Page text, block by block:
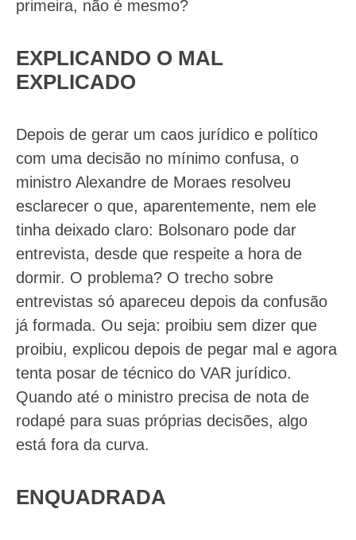
primeira, não é mesmo?
EXPLICANDO O MAL
EXPLICADO
Depois de gerar um caos jurídico e político
com uma decisão no mínimo confusa, o
ministro Alexandre de Moraes resolveu
esclarecer o que, aparentemente, nem ele
tinha deixado claro: Bolsonaro pode dar
entrevista, desde que respeite a hora de
dormir. O problema? O trecho sobre
entrevistas só apareceu depois da confusão
já formada. Ou seja: proibiu sem dizer que
proibiu, explicou depois de pegar mal e agora
tenta posar de técnico do VAR jurídico.
Quando até o ministro precisa de nota de
rodapé para suas próprias decisões, algo
está fora da curva.
ENQUADRADA